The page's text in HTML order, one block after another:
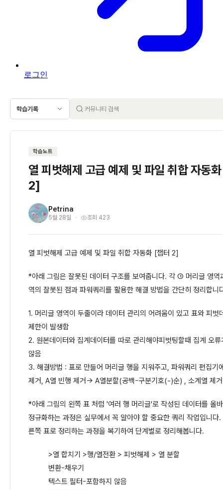
로그인
학습기록
학습노트
열 피벗해제 고급 예제 및 파일 취합 자동
2]
P Petrina
5월 28일 조회 423
열 피벗해제 고급 예제 및 파일 취합 자동화 [챕터 2]
*아래 그림은 잘못된 데이터 구조를 보여줍니다. 각 ① 머리글 영
역의 잘못된 점과 파워쿼리를 활용한 해결 방법을 간단히 정리합니
1. 머리글 영역이 두줄이라 데이터 관리의 어려움이 있고 표와 피벗
제한이 발생함
2. 원본데이터와 집계데이터를 따로 관리해야피벗팅할때 집계 오
않음
3. 해결방법 : 표로 만들어 머리글 행을 지워주고, 파워쿼리 편집기
제거, A열 빈행 제거-> A열분할(공백-구분기호(-)순) , 소계열 제거
*아래 그림의 왼쪽 표 처럼 '여러 행 머리글'로 작성된 데이터를 올
정규화하는 과정은 실무에서 꼭 알아야 할 중요한 쿼리 작업입니다
른쪽 표로 정리하는 과정을 복기하여 단계별로 정리해봅니다.
>열 합치기 >행/열전환 > 피벗해제 > 열 분할
변환-채우기
텍스트 필터-포함하지 않음